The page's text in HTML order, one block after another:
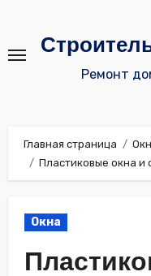
содержимому
Ремонт
Главная страница
Пластиковые окна и
Окна